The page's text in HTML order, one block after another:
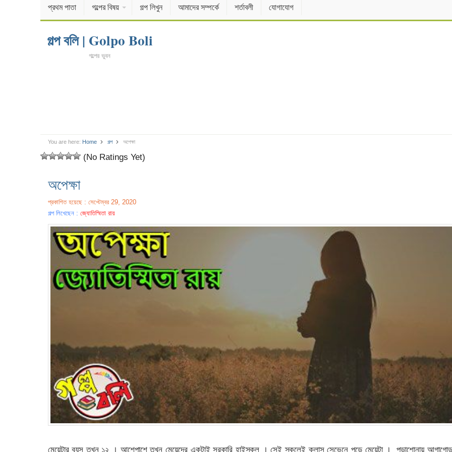
প্রথম পাতা গল্পের বিষয় গল্প লিখুন আমাদের সম্পর্কে শর্তাবলী যোগাযোগ
গল্প বলি | Golpo Boli
গল্পের ভুবন
You are here: Home গল্প অপেক্ষা
(No Ratings Yet)
অপেক্ষা
প্রকাশিত হয়েছে : সেপ্টেম্বর 29, 2020
গল্প লিখেছেন : জ্যোতিস্মিতা রায়
মেয়েটার বয়স তখন ১২ । আশেপাশে তখন মেয়েদের একটাই সরকারি হাইস্কুল । সেই স্কুলেই ক্লাস সেভেনে পড়ে মেয়েটা । পড়াশোনায়